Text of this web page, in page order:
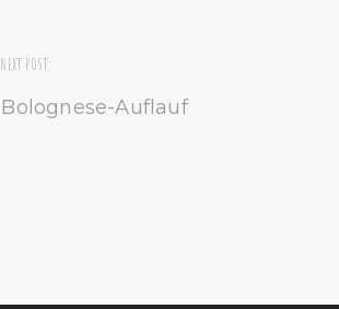
NEXT POST:
Bolognese-Auflauf